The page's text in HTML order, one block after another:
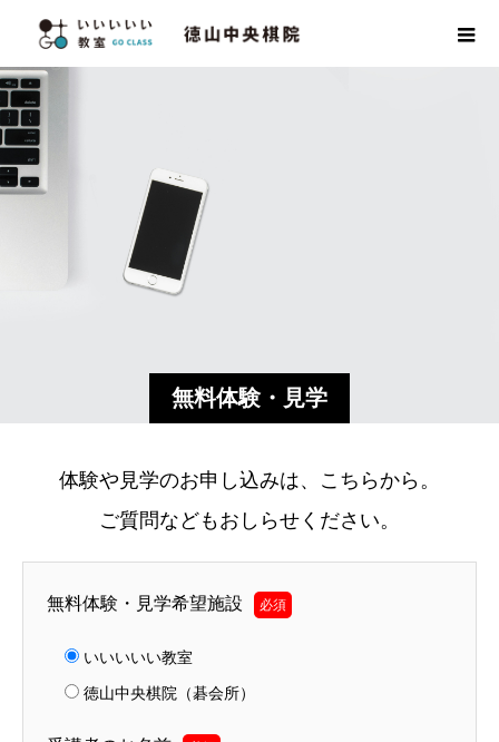
無料体験・見学
体験や見学のお申し込みは、こちらから。
ご質問などもおしらせください。
無料体験・見学希望施設 必須
いいいいい教室
徳山中央棋院（碁会所）